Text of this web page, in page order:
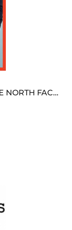
ノースフェイス 偽物 ダウン人気【THE NORTH FACE】M'S 7 SUMMIT HIM...